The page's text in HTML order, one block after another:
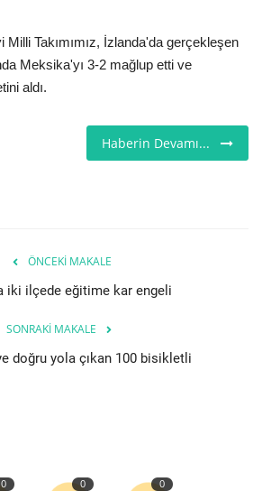
Milli Takımımız, İzlanda'da gerçekleşen
Meksika'yı 3-2 mağlup etti ve
aldı.
Haberin Devamı...
ÖNCEKI MAKALE
iki ilçede eğitime kar engeli
SONRAKI MAKALE
doğru yola çıkan 100 bisikletli
0 0 0